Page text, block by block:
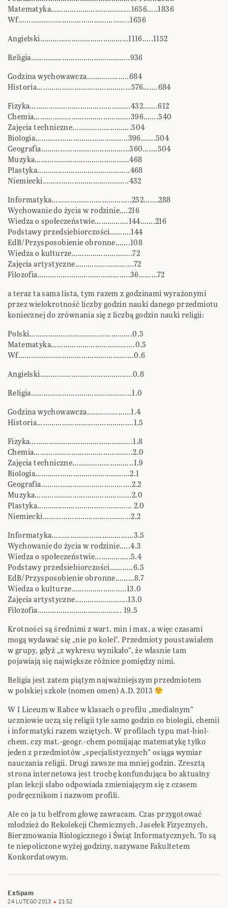
Matematyka………………………………..1656…..1836
Wf……………………………………………..1656
Angielski……………………………………1116…..1152
Religia………………………………………..936
Godzina wychowawcza………………..684
Historia………………………………………576…….684
Fizyka…………………………………………432…….612
Chemia……………………………………….396…….540
Zajęcia techniczne……………………….504
Biologia……………………………………..396…….504
Geografia……………………………………360…….504
Muzyka………………………………………468
Plastyka……………………………………..468
Niemiecki…………………………………..432
Informatyka………………………………..252…….288
Wychowanie do życia w rodzinie….216
Wiedza o społeczeństwie…………….144…….216
Podstawy przedsiebiorczości……….144
EdB/Przysposobienie obronne…….108
Wiedza o kulturze………………………..72
Zajęcia artystyczne……………………….72
Filozofia……………………………………..36………72
a teraz ta sama lista, tym razem z godzinami wyrażonymi
przez wielokrotność liczby godzin nauki danego przedmiotu
koniecznej do zrównania się z liczbą godzin nauki religii:
Polski………………………………………….0.5
Matematyka………………………………….0.5
Wf……………………………………………….0.6
Angielski……………………………………..0.8
Religia…………………………………………1.0
Godzina wychowawcza…………………1.4
Historia……………………………………….1.5
Fizyka………………………………………….1.8
Chemia………………………………………..2.0
Zajęcia techniczne………………………..1.9
Biologia………………………………………2.1
Geografia…………………………………….2.2
Muzyka……………………………………….2.0
Plastyka……………………………………… 2.0
Niemiecki……………………………………2.2
Informatyka…………………………………3.5
Wychowanie do życia w rodzinie…..4.3
Wiedza o społeczeństwie……………..5.4
Podstawy przedsiebiorczości………..6.5
EdB/Przysposobienie obronne………8.7
Wiedza o kulturze……………………..13.0
Zajęcia artystyczne…………………….13.0
Filozofia…………………………………. 19.5
Krotności są średnimi z wart. min i max, a więc czasami
mogą wydawać się „nie po kolei”. Przedmioty poustawiałem
w grupy, gdyż „z wykresu wynikało”, że własnie tam
pojawiają się największe różnice pomiędzy nimi.
Religia jest zatem piątym najważniejszym przedmiotem
w polskiej szkole (nomen omen) A.D. 2013
W I Liceum w Rabce w klasach o profilu „medialnym”
uczniowie uczą się religii tyle samo godzin co biologii, chemii
i informatyki razem wziętych. W profilach typu mat-biol-
chem. czy mat.-geogr.-chem pomijając matematykę tylko
jeden z przedmiotów „specjalistycznych” osiąga wymiar
nauczania religii. Drugi zawsze ma mniej godzin. Zresztą
strona internetowa jest trochę konfundująca bo aktualny
plan lekcji słabo odpowiada zmieniającym się z czasem
podręcznikom i nazwom profili.
Ale co ja tu belfrom głowę zawracam. Czas przygotować
młodzież do Rekolekcji Chemicznych, Jasełek Fizycznych,
Bierzmowania Biologicznego i Świąt Informatycznych. To są
te niepoliczone wyżej godziny, nazywane Fakultetem
Konkordatowym.
ExSpam
24 LUTEGO 2013 21:52